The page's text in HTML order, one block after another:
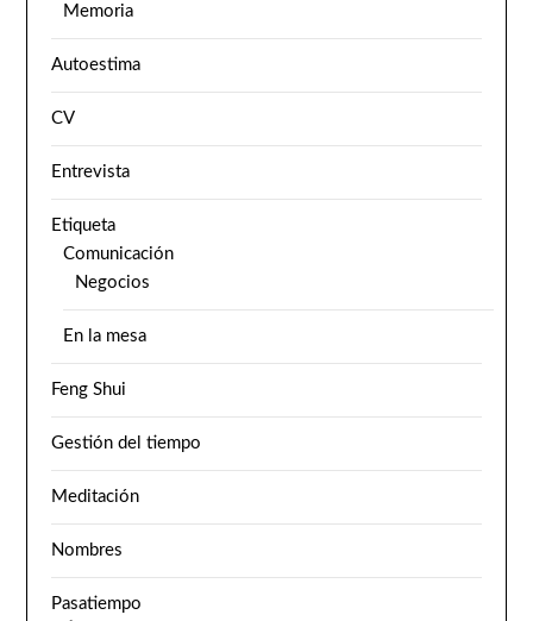
Memoria
Autoestima
CV
Entrevista
Etiqueta
Comunicación
Negocios
En la mesa
Feng Shui
Gestión del tiempo
Meditación
Nombres
Pasatiempo